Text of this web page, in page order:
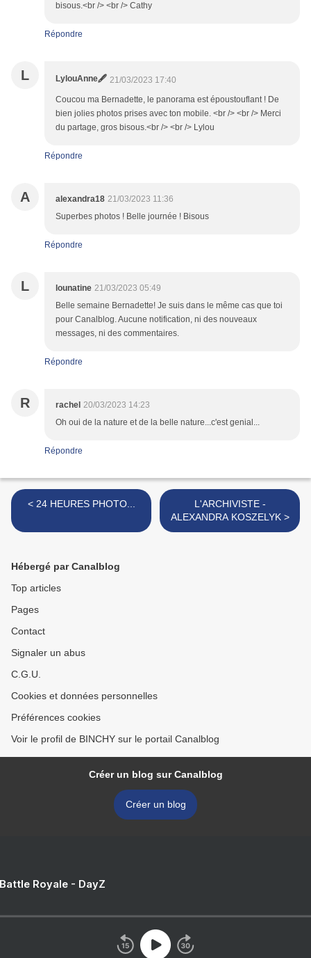
bisous.<br /> <br /> Cathy
Répondre
L LylouAnne🖋 21/03/2023 17:40
Coucou ma Bernadette, le panorama est époustouflant ! De
bien jolies photos prises avec ton mobile. <br /> <br /> Merci
du partage, gros bisous.<br /> <br /> Lylou
Répondre
A alexandra18 21/03/2023 11:36
Superbes photos ! Belle journée ! Bisous
Répondre
L lounatine 21/03/2023 05:49
Belle semaine Bernadette! Je suis dans le même cas que toi
pour Canalblog. Aucune notification, ni des nouveaux
messages, ni des commentaires.
Répondre
R rachel 20/03/2023 14:23
Oh oui de la nature et de la belle nature...c'est genial...
Répondre
< 24 HEURES PHOTO...
L'ARCHIVISTE -
ALEXANDRA KOSZELYK >
Hébergé par Canalblog
Top articles
Pages
Contact
Signaler un abus
C.G.U.
Cookies et données personnelles
Préférences cookies
Voir le profil de BINCHY sur le portail Canalblog
Créer un blog sur Canalblog
Créer un blog
Royale - DayZ